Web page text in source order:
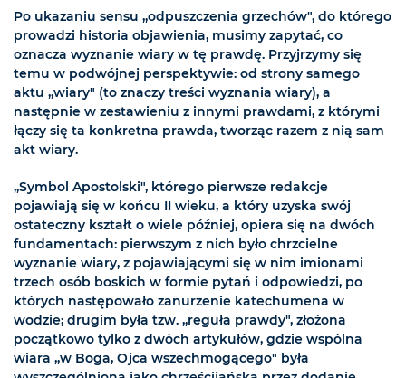
Po ukazaniu sensu „odpuszczenia grzechów", do którego
prowadzi historia objawienia, musimy zapytać, co
oznacza wyznanie wiary w tę prawdę. Przyjrzymy się
temu w podwójnej perspektywie: od strony samego
aktu „wiary" (to znaczy treści wyznania wiary), a
następnie w zestawieniu z innymi prawdami, z którymi
łączy się ta konkretna prawda, tworząc razem z nią sam
akt wiary.
„Symbol Apostolski", którego pierwsze redakcje
pojawiają się w końcu II wieku, a który uzyska swój
ostateczny kształt o wiele później, opiera się na dwóch
fundamentach: pierwszym z nich było chrzcielne
wyznanie wiary, z pojawiającymi się w nim imionami
trzech osób boskich w formie pytań i odpowiedzi, po
których następowało zanurzenie katechumena w
wodzie; drugim była tzw. „reguła prawdy", złożona
początkowo tylko z dwóch artykułów, gdzie wspólna
wiara „w Boga, Ojca wszechmogącego" była